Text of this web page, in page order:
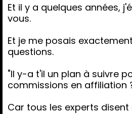
Et il y a quelques années,
vous.
Et je me posais
questions.
"Il y-a t'il un plan à suivre
commissions en affiliation
Car tous les experts disent